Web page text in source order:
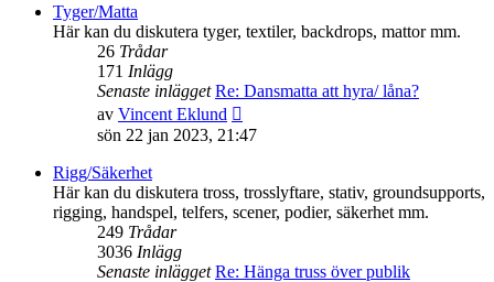
inlägget
Tyger/Matta
Här kan du diskutera tyger, textiler, backdrops, mattor mm.
26 Trådar
171 Inlägg
Senaste inlägget Re: Dansmatta att hyra/ låna?
av Vincent Eklund
till
inlägget
sön 22 jan 2023, 21:47
Rigg/Säkerhet
Här kan du diskutera tross, trosslyftare, stativ, groundsupports,
rigging, handspel, telfers, scener, podier, säkerhet mm.
249 Trådar
3036 Inlägg
Senaste inlägget Re: Hänga truss över publik